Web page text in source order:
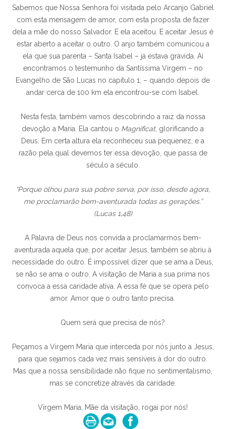
Sabemos que Nossa Senhora foi visitada pelo Arcanjo Gabriel
com esta mensagem de amor, com esta proposta de fazer
dela a mãe do nosso Salvador. E ela aceitou. E aceitar Jesus é
estar aberto a aceitar o outro. O anjo também comunicou a
ela que sua parenta – Santa Isabel – já estava grávida. Aí
encontramos o testemunho da Santíssima Virgem – no
Evangelho de São Lucas no capitulo 1, – quando depois de
andar cerca de 100 km ela encontrou-se com Isabel.
Nesta festa, também vamos descobrindo a raiz da nossa
devoção a Maria. Ela cantou o Magnificat, glorificando a
Deus. Em certa altura ela reconheceu sua pequenez, e a
razão pela qual devemos ter essa devoção, que passa de
século a século.
“Porque olhou para sua pobre serva, por isso, desde agora,
me proclamarão bem-aventurada todas as gerações.”
(Lucas 1,48)
A Palavra de Deus nos convida a proclamarmos bem-
aventurada aquela que, por aceitar Jesus, também se abriu à
necessidade do outro. É impossível dizer que se ama a Deus,
se não se ama o outro. A visitação de Maria a sua prima nos
convoca a essa caridade ativa. A essa fé que se opera pelo
amor. Amor que o outro tanto precisa.
Quem será que precisa de nós?
Peçamos a Virgem Maria que interceda por nós junto a Jesus,
para que sejamos cada vez mais sensíveis à dor do outro.
Mas que a nossa sensibilidade não fique no sentimentalismo,
mas se concretize através da caridade.
Virgem Maria, Mãe da visitação, rogai por nós!